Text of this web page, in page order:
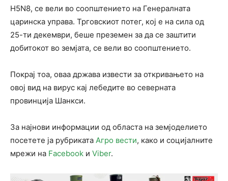
H5N8, се вели во соопштението на Генералната
царинска управа. Трговскиот потег, кој е на сила од
25-ти декември, беше преземен за да се заштити
добитокот во земјата, се вели во соопштението.
Покрај тоа, оваа држава извести за откривањето на
овој вид на вирус кај лебедите во северната
провинција Шанкси.
За најнови информации од областа на земјоделието
посетете ја рубриката Агро вести, како и социјалните
мрежи на Facebook и Viber.